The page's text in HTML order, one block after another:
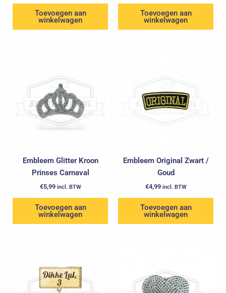
Toevoegen aan
winkelwagen
Toevoegen aan
winkelwagen
Embleem Glitter Kroon
Prinses Carnaval
€5,99 incl. BTW
Toevoegen aan
winkelwagen
Embleem Original Zwart /
Goud
€4,99 incl. BTW
Toevoegen aan
winkelwagen